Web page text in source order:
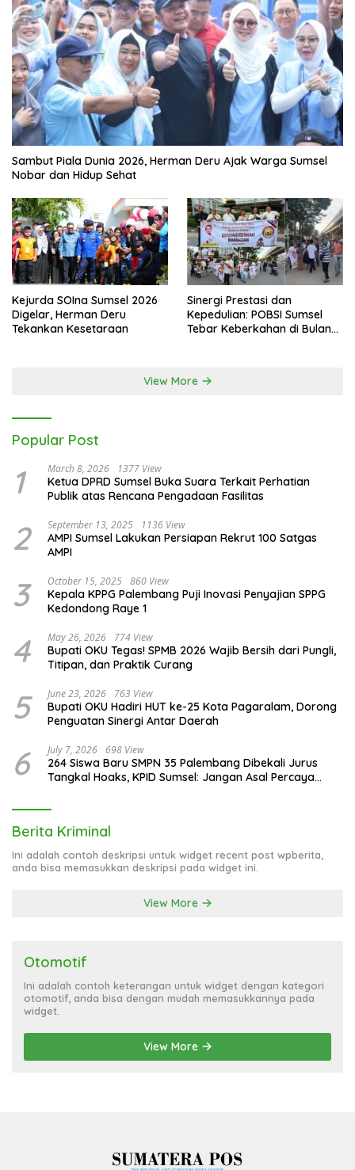
Sambut Piala Dunia 2026, Herman Deru Ajak Warga Sumsel
Nobar dan Hidup Sehat
Kejurda SOIna Sumsel 2026
Digelar, Herman Deru
Tekankan Kesetaraan
Sinergi Prestasi dan
Kepedulian: POBSI Sumsel
Tebar Keberkahan di Bulan
View More
Popular Post
1 March 8, 2026 1377 View
Ketua DPRD Sumsel Buka Suara Terkait Perhatian
Publik atas Rencana Pengadaan Fasilitas
2 September 13, 2025 1136 View
AMPI Sumsel Lakukan Persiapan Rekrut 100 Satgas
AMPI
3 October 15, 2025 860 View
Kepala KPPG Palembang Puji Inovasi Penyajian SPPG
Kedondong Raye 1
4 May 26, 2026 774 View
Bupati OKU Tegas! SPMB 2026 Wajib Bersih dari Pungli,
Titipan, dan Praktik Curang
5 June 23, 2026 763 View
Bupati OKU Hadiri HUT ke-25 Kota Pagaralam, Dorong
Penguatan Sinergi Antar Daerah
6 July 7, 2026 698 View
264 Siswa Baru SMPN 35 Palembang Dibekali Jurus
Tangkal Hoaks, KPID Sumsel: Jangan Asal Percaya
Berita Kriminal
Ini adalah contoh deskripsi untuk widget recent post wpberita,
anda bisa memasukkan deskripsi pada widget ini.
View More
Otomotif
Ini adalah contoh keterangan untuk widget dengan kategori
otomotif, anda bisa dengan mudah memasukkannya pada
widget.
View More